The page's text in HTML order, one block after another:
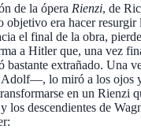
de la ópera Rienzi, de
era hacer
el final de la obra,
a Hitler que, una vez
extrañado. Una
lo miró a los
en un
descendientes de